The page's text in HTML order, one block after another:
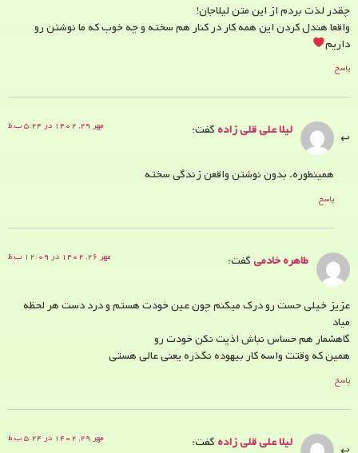
چقدر لذت بردم از این متن لیلاجان!
واقعا هندل کردن این همه کار در کنار هم سخته و چه خوب که ما نوشتن رو
داریم
پاسخ
لیلا علی قلی زادهگفت: مهر ۲۹, ۱۴۰۲ در ۵:۲۴ ب.ظ
همینطوره. بدون نوشتن واقعن زندگی سخته
پاسخ
طاهره خادمیگفت: مهر ۲۶, ۱۴۰۲ در ۱۲:۰۹ ب.ظ
عزیز خیلی حست رو درک میکنم چون عین خودت هستم و درد دست هر لحظه
میاد
گاهشمار هم حساس نباش اذیت نکن خودت رو
همین که وقتت واسه کار بیهوده نگذره یعنی عالی هستی
پاسخ
لیلا علی قلی زادهگفت: مهر ۲۹, ۱۴۰۲ در ۵:۲۴ ب.ظ